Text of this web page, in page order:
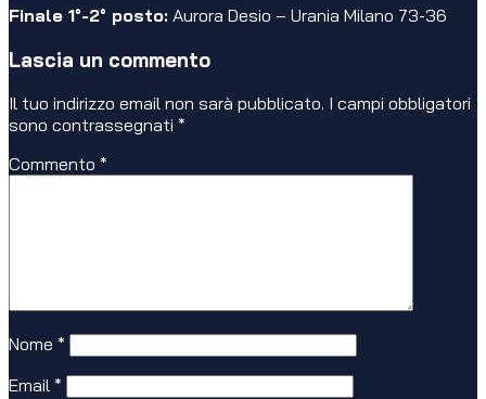
Finale 1°-2° posto: Aurora Desio – Urania Milano 73-36
Lascia un commento
Il tuo indirizzo email non sarà pubblicato. I campi obbligatori
sono contrassegnati *
Commento *
Nome *
Email *